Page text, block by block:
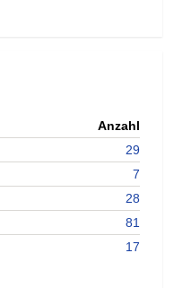
Anzahl
29
7
28
81
17